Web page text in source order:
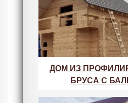
ДОМ ИЗ
БРУСА С